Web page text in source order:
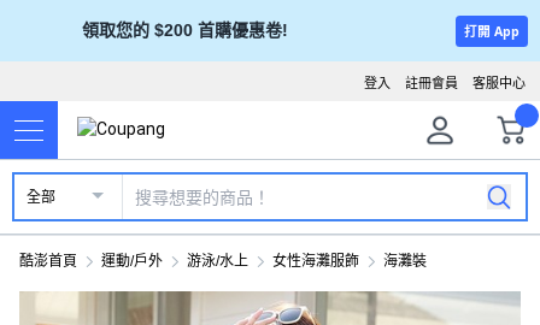
領取您的 $200 首購優惠卷! 打開 App
客服中心
註冊會員
登入
全部
酷澎首頁 運動/戶外 游泳/水上 女性海灘服飾 海灘裝